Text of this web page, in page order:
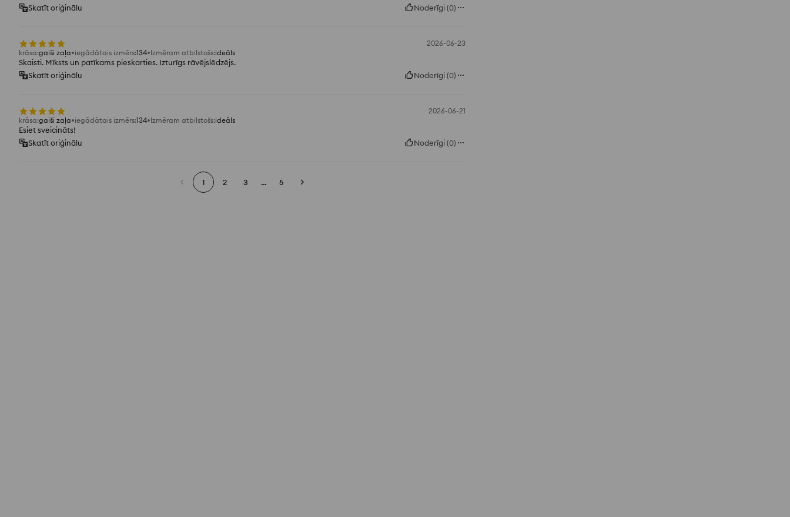
Skatīt oriģinālu
Noderīgi(0)
2026-06-23
krāsa:gaiši zaļa iegādātais izmērs:134 Izmēram atbilstošs:ideāls
Skaisti. Mīksts un patīkams pieskarties. Izturīgs rāvējslēdzējs.
Skatīt oriģinālu
Noderīgi(0)
2026-06-21
krāsa:gaiši zaļa iegādātais izmērs:134 Izmēram atbilstošs:ideāls
Esiet sveicināts!
Skatīt oriģinālu
Noderīgi(0)
1 2 3 ... 5